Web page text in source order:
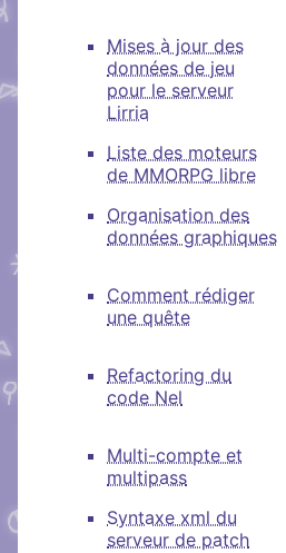
Mises à jour des
données de jeu
pour le serveur
Lirria
Liste des moteurs
de MMORPG libre
Organisation des
données graphiques
Comment rédiger
une quête
Refactoring du
code Nel
Multi-compte et
multipass
Syntaxe xml du
serveur de patch